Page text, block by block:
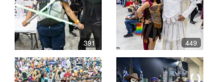
391 449